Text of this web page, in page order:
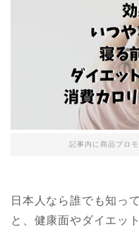
記事内に商品プロ
日本人なら誰でも知っ
と、健康面やダイエッ